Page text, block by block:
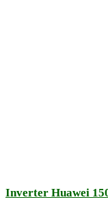
Inverter Huawei